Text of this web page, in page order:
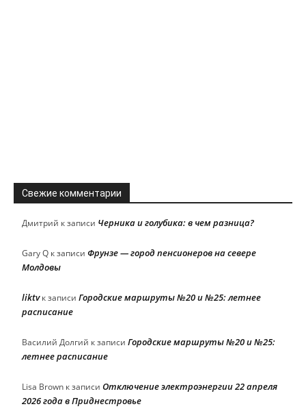
Свежие комментарии
Дмитрий к записи Черника и голубика: в чем разница?
Gary Q к записи Фрунзе — город пенсионеров на севере
Молдовы
liktvк записи Городские маршруты №20 и №25: летнее
расписание
Василий Долгий к записи Городские маршруты №20 и №25:
летнее расписание
Lisa Brown к записи Отключение электроэнергии 22 апреля
2026 года в Приднестровье